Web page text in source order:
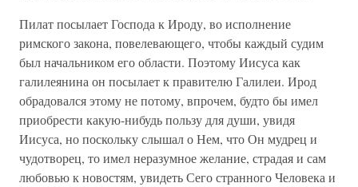
Пилат посылает Господа к Ироду, во исполнение
римского закона, повелевающего, чтобы каждый судим
был начальником его области. Поэтому Иисуса как
галилеянина он посылает к правителю Галилеи. Ирод
обрадовался этому не потому, впрочем, будто бы имел
приобрести какую-нибудь пользу для души, увидя
Иисуса, но поскольку слышал о Нем, что Он мудрец и
чудотворец, то имел неразумное желание, страдая и сам
любовью к новостям, увидеть Сего странного Человека и